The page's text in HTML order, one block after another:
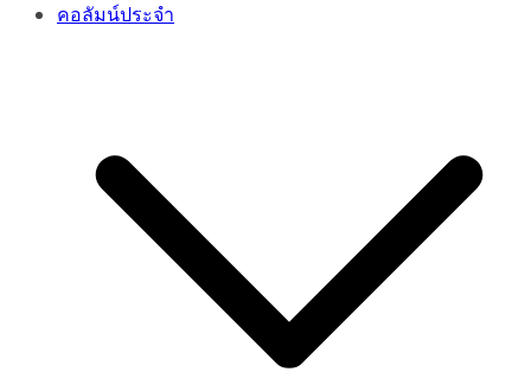
คอลัมน์ประจำ